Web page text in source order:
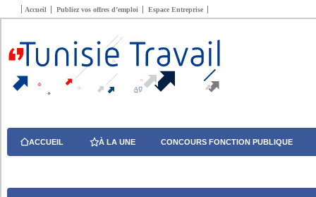
Accueil Publiez vos offres d’emploi Espace Entreprise
ACCUEIL À LA UNE CONCOURS FONCTION PUBLIQUE